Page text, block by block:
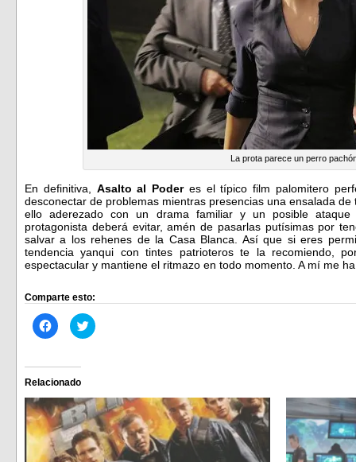
La prota parece un perro
En definitiva, Asalto al Poderes el típico film palomitero
desconectar de problemas mientras presencias una ensalada
ello aderezado con un drama familiar y un posible
protagonista deberá evitar, amén de pasarlas putísimas por
salvar a los rehenes de la Casa Blanca. Así que si eres
tendencia yanqui con tintes patrioteros te la recomiendo,
espectacular y mantiene el ritmazo en todo momento. A mí me
Comparte esto:
Haz
clic
Facebook
(Se
abre
en
una
ventana
nueva)
Haz
clic
en
una
ventana
nueva)
Relacionado